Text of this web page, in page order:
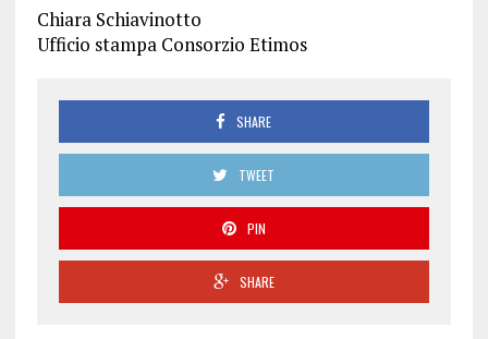
Chiara Schiavinotto
Ufficio stampa Consorzio Etimos
SHARE
TWEET
PIN
SHARE